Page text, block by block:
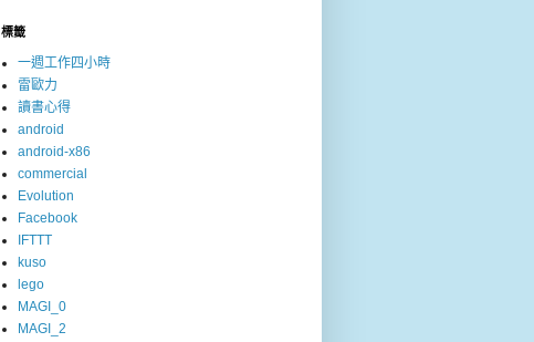
標籤
一週工作四小時
雷歐力
讀書心得
android
android-x86
commercial
Evolution
Facebook
IFTTT
kuso
lego
MAGI_0
MAGI_2